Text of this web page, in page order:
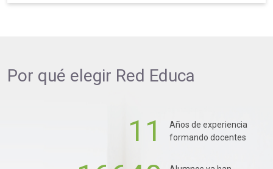
Por qué elegir Red Educa
11
Años de experiencia
formando docentes